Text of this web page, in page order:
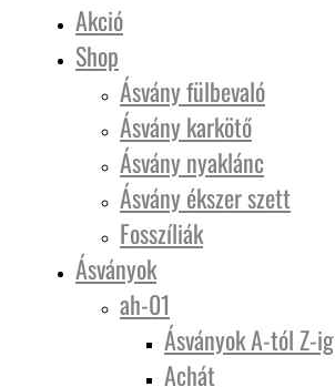
Akció
Shop
Ásvány fülbevaló
Ásvány karkötő
Ásvány nyaklánc
Ásvány ékszer szett
Fosszíliák
Ásványok
ah-01
Ásványok A-tól Z-ig
Achát